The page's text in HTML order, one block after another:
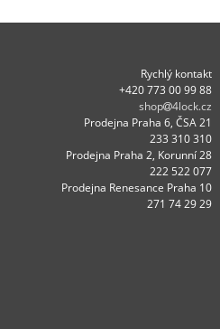
Rychlý kontakt
+420 773 00 99 88
shop
4lock.cz
Prodejna Praha 6, ČSA 21
233 310 310
Prodejna Praha 2, Korunní 28
222 522 077
Prodejna Renesance Praha 10
271 74 29 29